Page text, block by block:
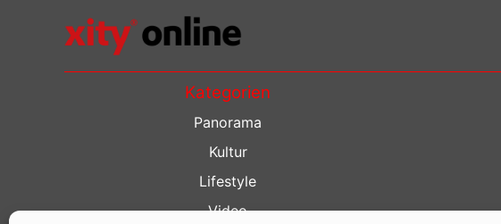
Kategorien
Panorama
Kultur
Lifestyle
Video